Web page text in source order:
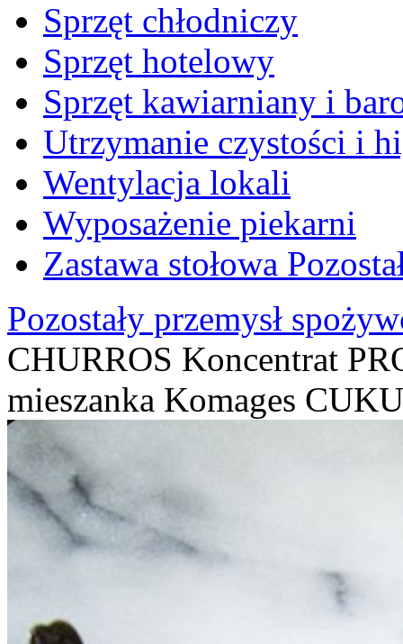
Sprzęt chłodniczy
Sprzęt hotelowy
Sprzęt kawiarniany i
Utrzymanie czystości i
Wentylacja lokali
Wyposażenie piekarni
Zastawa stołowa
Pozostały przemysł
CHURROS Koncentrat
mieszanka Komages